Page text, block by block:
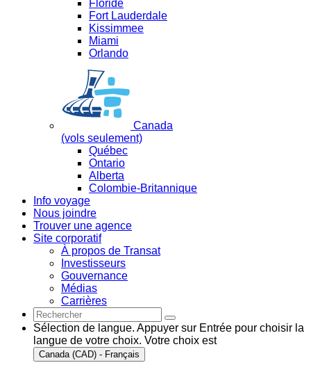
Floride
Fort Lauderdale
Kissimmee
Miami
Orlando
Canada
(vols seulement)
Québec
Ontario
Alberta
Colombie-Britannique
Info voyage
Nous joindre
Trouver une agence
Site corporatif
À propos de Transat
Investisseurs
Gouvernance
Médias
Carrières
Sélection de langue. Appuyer sur Entrée pour choisir la
langue de votre choix. Votre choix est
Canada (CAD) - Français